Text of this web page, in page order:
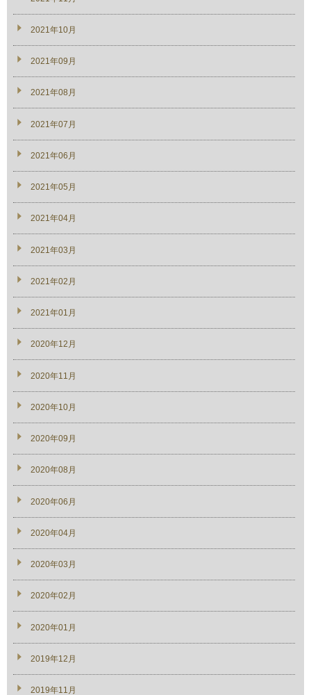
2021年10月
2021年09月
2021年08月
2021年07月
2021年06月
2021年05月
2021年04月
2021年03月
2021年02月
2021年01月
2020年12月
2020年11月
2020年10月
2020年09月
2020年08月
2020年06月
2020年04月
2020年03月
2020年02月
2020年01月
2019年12月
2019年11月